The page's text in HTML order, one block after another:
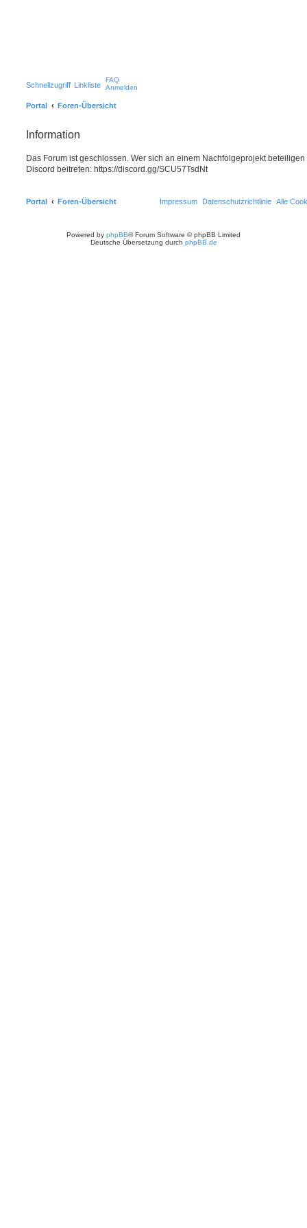
Schnellzugriff Linkliste
FAQ
Anmelden
Portal Foren-Übersicht
Information
Das Forum ist geschlossen. Wer sich an einem Nachfolgeprojekt
Discord beitreten: https://discord.gg/SCU57TsdNt
Portal Foren-Übersicht Alle
Datenschutzrichtlinie
Impressum
Powered by phpBB® Forum Software © phpBB Limited
Deutsche Übersetzung durch phpBB.de